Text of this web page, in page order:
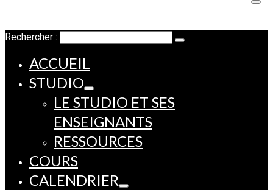
Rechercher :
ACCUEIL
STUDIO
LE STUDIO ET SES
ENSEIGNANTS
RESSOURCES
COURS
CALENDRIER